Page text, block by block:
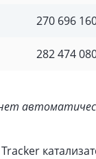
270 696
282 474